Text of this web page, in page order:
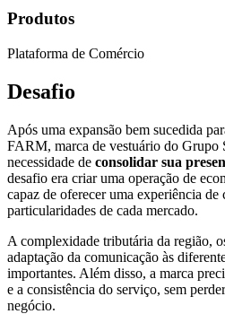
Produtos
Plataforma de Comércio
Desafio
Após uma expansão bem sucedida
FARM, marca de vestuário do
necessidade de consolidar sua
desafio era criar uma operação de
capaz de oferecer uma experiência de
particularidades de cada mercado.
A complexidade tributária da região,
adaptação da comunicação às
importantes. Além disso, a marca
e a consistência do serviço, sem
negócio.